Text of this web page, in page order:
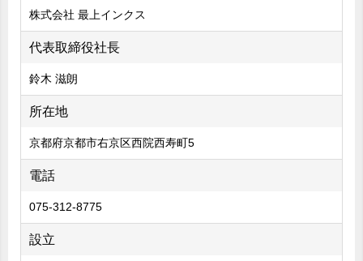
株式会社 最上インクス
代表取締役社長
鈴木 滋朗
所在地
京都府京都市右京区西院西寿町5
電話
075-312-8775
設立